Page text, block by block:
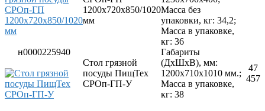
Сушильные машины
Гладильное оборудование
Воздухоочистительные установки
Профессиональные моющие средства
Фильтры для воды
1200х720х850/1020
мм
Масса без
упаковки, кг: 34,2;
Масса в упаковке,
кг: 36
н0000225940
Стол грязной
посуды ПищТех
СРОп-ГП-У
Габариты
(ДхШхВ), мм:
1200х710х1010 мм.;
Масса в упаковке,
кг: 38
47
457